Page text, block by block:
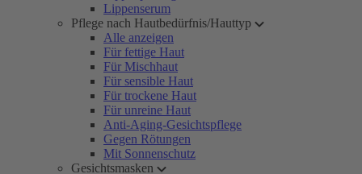
Lippenserum
Pflege nach Hautbedürfnis/Hauttyp
Alle anzeigen
Für fettige Haut
Für Mischhaut
Für sensible Haut
Für trockene Haut
Für unreine Haut
Anti-Aging-Gesichtspflege
Gegen Rötungen
Mit Sonnenschutz
Gesichtsmasken